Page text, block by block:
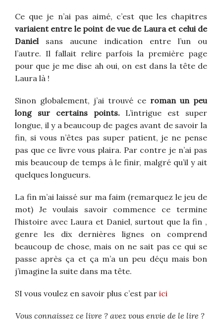
Ce que je n’ai pas aimé, c’est que les chapitres
variaient entre le point de vue de Laura et celui de
Danielsans aucune indication entre l’un ou
l’autre. Il fallait relire parfois la première page
pour que je me dise ah oui, on est dans la tête de
Laura là !
Sinon globalement, j’ai trouvé ce roman un peu
long sur certains points.L’intrigue est super
longue, il y a beaucoup de pages avant de savoir la
fin, si vous n’êtes pas super patient, je ne pense
pas que ce livre vous plaira. Par contre je n’ai pas
mis beaucoup de temps à le finir, malgré qu’il y ait
quelques longueurs.
La fin m’ai laissé sur ma faim (remarquez le jeu de
mot) Je voulais savoir commence ce termine
l’histoire avec Laura et Daniel, surtout que la fin ,
genre les dix dernières lignes on comprend
beaucoup de chose, mais on ne sait pas ce qui se
passe après ça et ça m’a un peu déçu mais bon
j’imagine la suite dans ma tête.
SI vous voulez en savoir plus c’est par ici
Vous connaissez ce livre ? avez vous envie de le lire ?